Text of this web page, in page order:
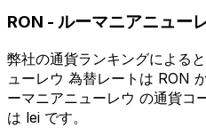
RON - ルーマニアニュー
弊社の通貨ランキングによる
ューレウ 為替レートは RON
ーマニアニューレウ の通貨コ
は lei です。